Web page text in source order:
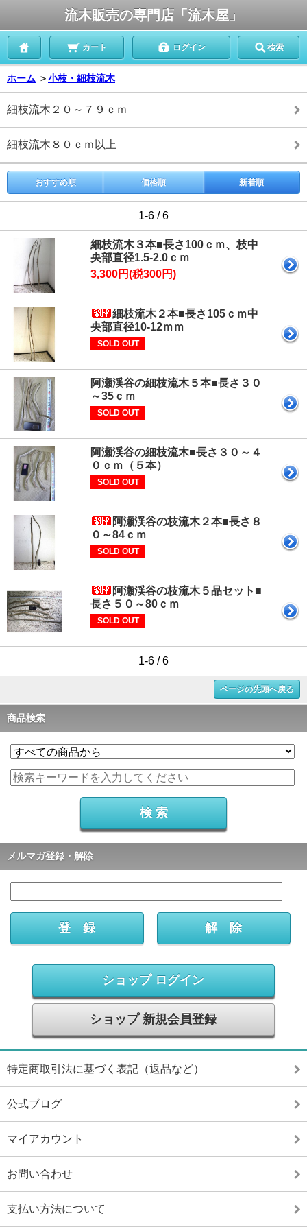
流木販売の専門店「流木屋」
カート ログイン 検索
ホーム ＞小枝・細枝流木
細枝流木２０～７９ｃｍ
細枝流木８０ｃｍ以上
おすすめ順 価格順 新着順
1-6 / 6
細枝流木３本■長さ100ｃｍ、枝中
央部直径1.5-2.0ｃｍ
3,300円(税300円)
細枝流木２本■長さ105ｃｍ中
央部直径10-12ｍｍ
SOLD OUT
阿瀬渓谷の細枝流木５本■長さ３０
～35ｃｍ
SOLD OUT
阿瀬渓谷の細枝流木■長さ３０～４
０ｃｍ（５本）
SOLD OUT
阿瀬渓谷の枝流木２本■長さ８
０～84ｃｍ
SOLD OUT
阿瀬渓谷の枝流木５品セット■
長さ５０～80ｃｍ
SOLD OUT
1-6 / 6
ページの先頭へ戻る
商品検索
メルマガ登録・解除
ショップ ログイン
ショップ 新規会員登録
特定商取引法に基づく表記（返品など）
公式ブログ
マイアカウント
お問い合わせ
支払い方法について